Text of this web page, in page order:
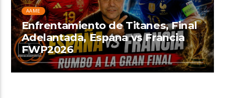
AAME
Enfrentamiento de Titanes, Final
Adelantada, Espana vs Francia
FWP2026